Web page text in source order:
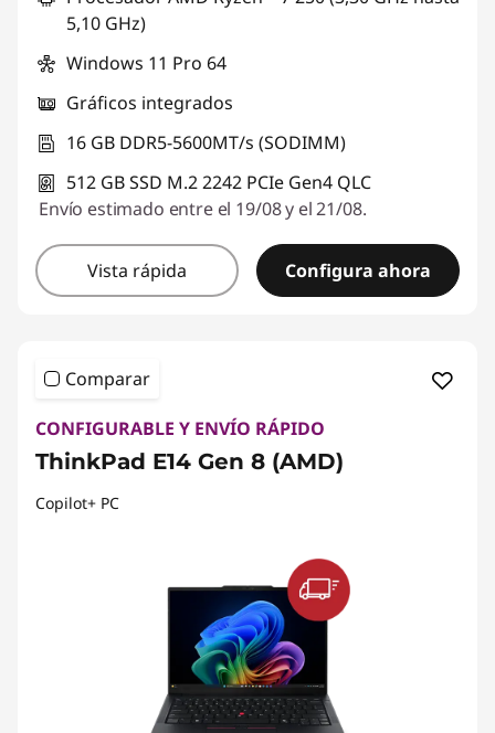
5,10 GHz)
Windows 11 Pro 64
Gráficos integrados
16 GB DDR5-5600MT/s (SODIMM)
512 GB SSD M.2 2242 PCIe Gen4 QLC
Envío estimado entre el 19/08 y el 21/08.
Vista rápida Configura ahora
Comparar
CONFIGURABLE Y ENVÍO RÁPIDO
ThinkPad E14 Gen 8 (AMD)
Copilot+ PC